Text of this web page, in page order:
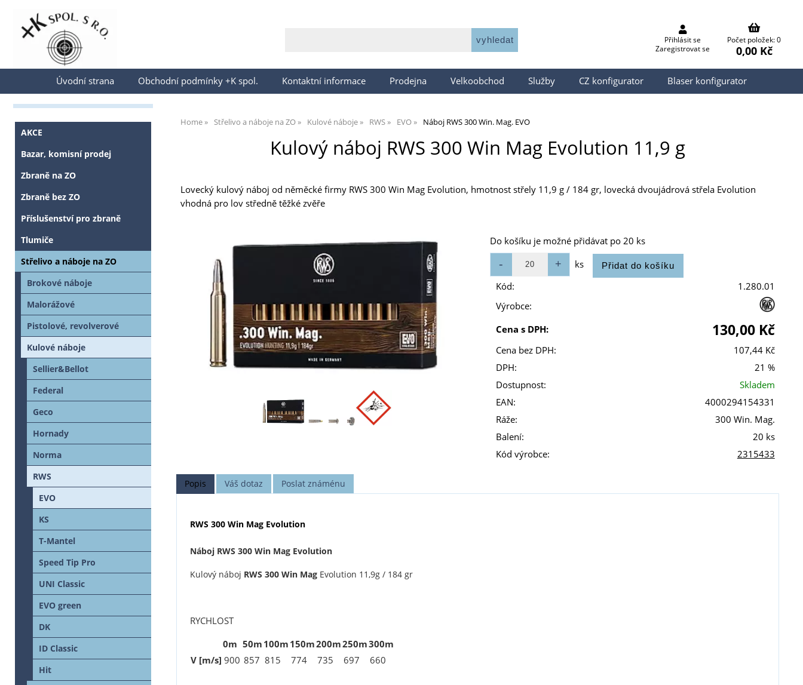
Přihlásit se
Přihlásit se
Zaregistrovat se
Počet položek: 0
0,00 Kč
Úvodní strana Obchodní podmínky +K spol. Kontaktní informace Prodejna Velkoobchod Služby CZ konfigurator Blaser konfigurator
Home Střelivo a náboje na ZO Kulové náboje RWS EVO Náboj RWS 300 Win. Mag. EVO
Kulový náboj RWS 300 Win Mag Evolution 11,9 g
Lovecký kulový náboj od něměcké firmy RWS 300 Win Mag Evolution, hmotnost střely 11,9 g / 184 gr, lovecká dvoujádrová střela Evolution
vhodná pro lov středně těžké zvěře
Do košíku je možné přidávat po 20 ks
ks
Kód:
1.280.01
Výrobce:
Cena s DPH:
130,00 Kč
Cena bez DPH:
107,44 Kč
DPH:
21 %
Dostupnost:
Skladem
EAN:
4000294154331
Ráže:
300 Win. Mag.
Balení:
20 ks
Kód výrobce:
2315433
Popis Váš dotaz Poslat známénu
RWS 300 Win Mag Evolution
Náboj RWS 300 Win Mag Evolution
Kulový náboj RWS 300 Win MagEvolution 11,9g / 184 gr
RYCHLOST
0m 50m100m150m200m250m300m
V [m/s] 900 857 815 774 735 697 660
AKCE
Bazar, komisní prodej
Zbraně na ZO
Zbraně bez ZO
Příslušenství pro zbraně
Tlumiče
Střelivo a náboje na ZO
Brokové náboje
Malorážové
Pistolové, revolverové
Kulové náboje
Sellier&Bellot
Federal
Geco
Hornady
Norma
RWS
EVO
KS
T-Mantel
Speed Tip Pro
UNI Classic
EVO green
DK
ID Classic
Hit